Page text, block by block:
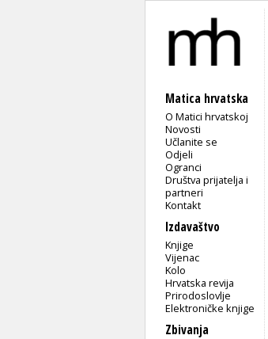
Matica hrvatska
O Matici hrvatskoj
Novosti
Učlanite se
Odjeli
Ogranci
Društva prijatelja i
partneri
Kontakt
Izdavaštvo
Knjige
Vijenac
Kolo
Hrvatska revija
Prirodoslovlje
Elektroničke knjige
Zbivanja